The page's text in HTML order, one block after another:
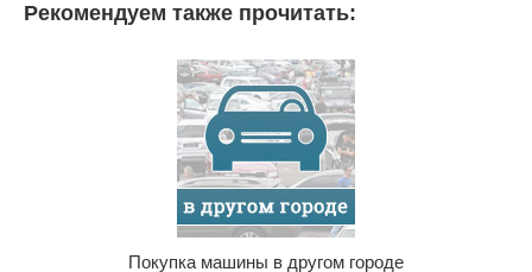
Рекомендуем также прочитать:
Покупка машины в другом городе